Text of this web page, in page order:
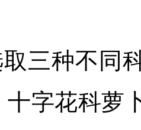
三种不同
十字花科萝